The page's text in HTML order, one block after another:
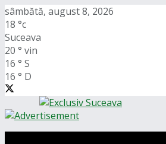
sâmbătă, august 8, 2026
18 °c
Suceava
20 ° vin
16 ° S
16 ° D